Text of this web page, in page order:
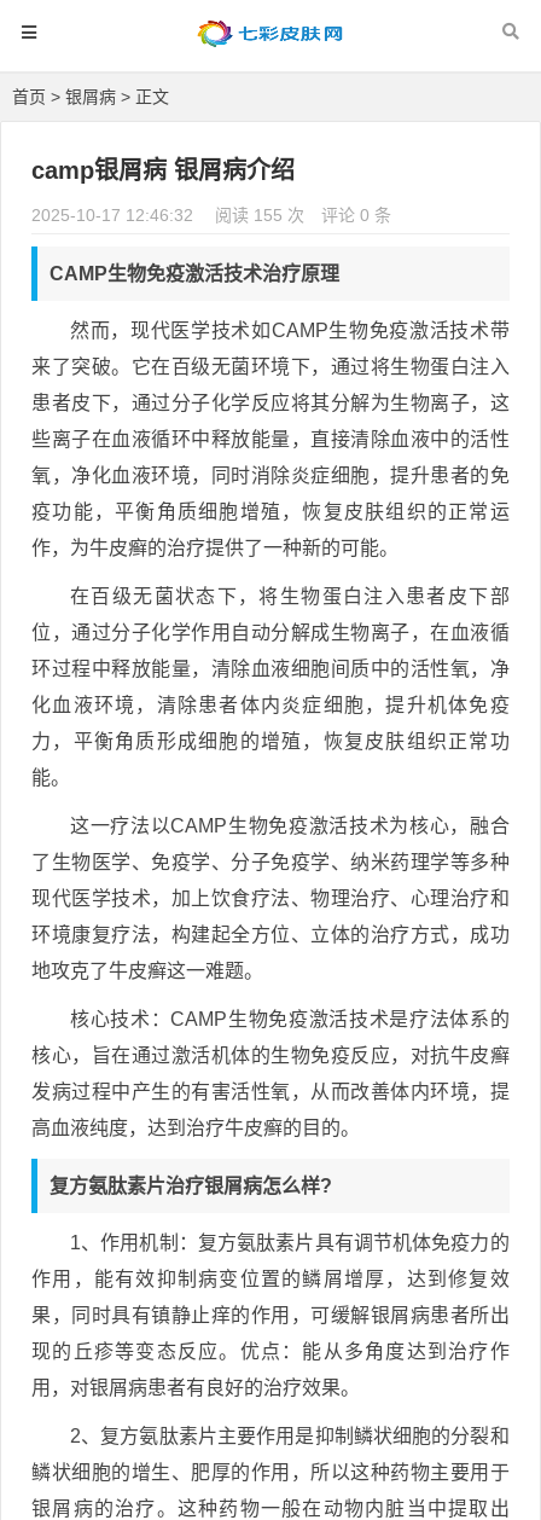
首页 > 银屑病 > 正文
camp银屑病 银屑病介绍
2025-10-17 12:46:32 阅读 155 次 评论 0 条
CAMP生物免疫激活技术治疗原理
然而，现代医学技术如CAMP生物免疫激活技术带
来了突破。它在百级无菌环境下，通过将生物蛋白注入
患者皮下，通过分子化学反应将其分解为生物离子，这
些离子在血液循环中释放能量，直接清除血液中的活性
氧，净化血液环境，同时消除炎症细胞，提升患者的免
疫功能，平衡角质细胞增殖，恢复皮肤组织的正常运
作，为牛皮癣的治疗提供了一种新的可能。
在百级无菌状态下，将生物蛋白注入患者皮下部
位，通过分子化学作用自动分解成生物离子，在血液循
环过程中释放能量，清除血液细胞间质中的活性氧，净
化血液环境，清除患者体内炎症细胞，提升机体免疫
力，平衡角质形成细胞的增殖，恢复皮肤组织正常功
能。
这一疗法以CAMP生物免疫激活技术为核心，融合
了生物医学、免疫学、分子免疫学、纳米药理学等多种
现代医学技术，加上饮食疗法、物理治疗、心理治疗和
环境康复疗法，构建起全方位、立体的治疗方式，成功
地攻克了牛皮癣这一难题。
核心技术：CAMP生物免疫激活技术是疗法体系的
核心，旨在通过激活机体的生物免疫反应，对抗牛皮癣
发病过程中产生的有害活性氧，从而改善体内环境，提
高血液纯度，达到治疗牛皮癣的目的。
复方氨肽素片治疗银屑病怎么样?
1、作用机制：复方氨肽素片具有调节机体免疫力的
作用，能有效抑制病变位置的鳞屑增厚，达到修复效
果，同时具有镇静止痒的作用，可缓解银屑病患者所出
现的丘疹等变态反应。优点：能从多角度达到治疗作
用，对银屑病患者有良好的治疗效果。
2、复方氨肽素片主要作用是抑制鳞状细胞的分裂和
鳞状细胞的增生、肥厚的作用，所以这种药物主要用于
银屑病的治疗。这种药物一般在动物内脏当中提取出